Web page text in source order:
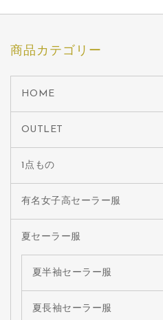
商品カテゴリー
HOME
OUTLET
1点もの
有名女子高セーラー服
夏セーラー服
夏半袖セーラー服
夏長袖セーラー服